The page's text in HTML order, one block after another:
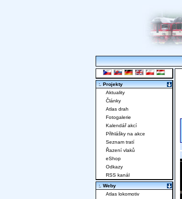
:. Projekty
Aktuality
Články
Atlas drah
Fotogalerie
Kalendář akcí
Přihlášky na akce
Seznam tratí
Řazení vlaků
eShop
Odkazy
RSS kanál
:. Weby
Atlas lokomotiv